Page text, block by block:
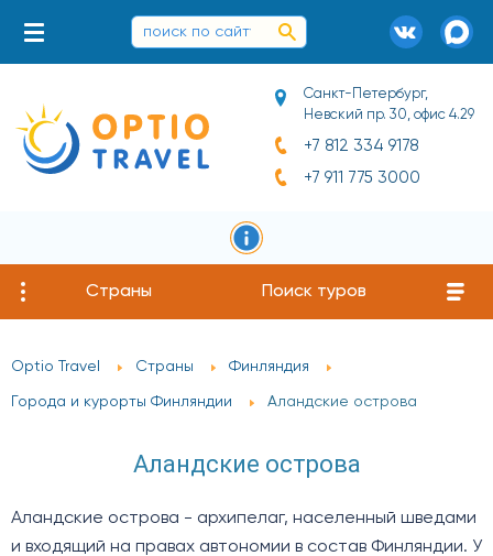
Санкт-Петербург,
Невский пр. 30, офис 4.29
+7 812 334 9178
+7 911 775 3000
Страны Поиск туров
Optio Travel Страны Финляндия
Города и курорты Финляндии Аландские острова
Аландские острова
Аландские острова - архипелаг, населенный шведами
и входящий на правах автономии в состав Финляндии. У